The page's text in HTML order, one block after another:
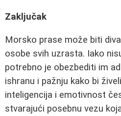
Zaključak
Morsko prase može biti
osobe svih uzrasta. Iako
potrebno je obezbediti im
ishranu i pažnju kako bi
inteligencija i emotivnost
stvarajući posebnu vezu